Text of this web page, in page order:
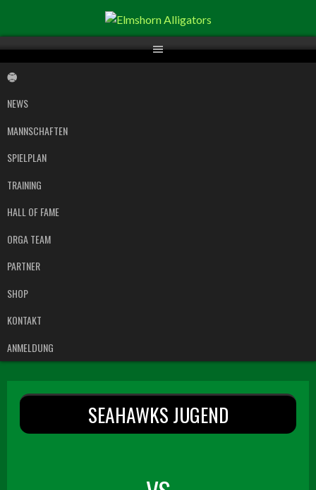
Inhalt
NEWS
MANNSCHAFTEN
SPIELPLAN
TRAINING
HALL OF FAME
ORGA TEAM
PARTNER
SHOP
KONTAKT
ANMELDUNG
SEAHAWKS JUGEND